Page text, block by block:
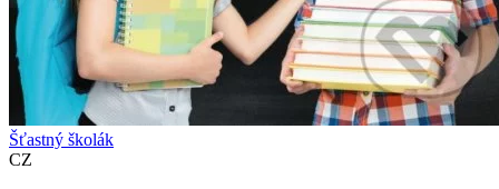
Šťastný školák
CZ